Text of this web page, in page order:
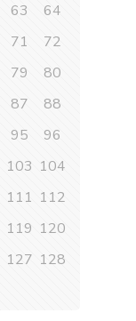
63
64
71
72
79
80
87
88
95
96
103 104
111 112
119 120
127 128